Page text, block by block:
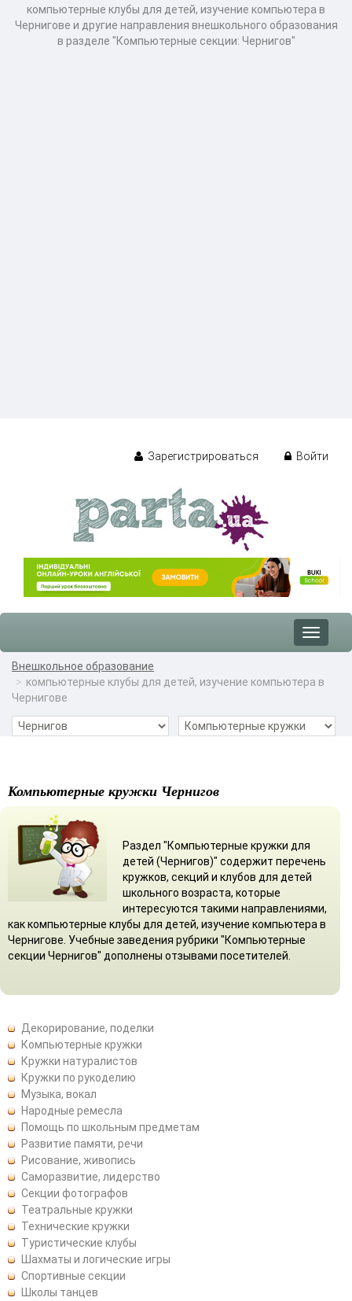
компьютерные клубы для детей, изучение компьютера в
Чернигове и другие направления внешкольного образования
в разделе "Компьютерные секции: Чернигов"
Зарегистрироваться Войти
Toggle
Внешкольное образование
компьютерные клубы для детей, изучение компьютера в
Чернигове
Компьютерные кружки Чернигов
Раздел "Компьютерные кружки для
детей (Чернигов)" содержит перечень
кружков, секций и клубов для детей
школьного возраста, которые
интересуются такими направлениями,
как компьютерные клубы для детей, изучение компьютера в
Чернигове. Учебные заведения рубрики "Компьютерные
секции Чернигов" дополнены отзывами посетителей.
Декорирование, поделки
Компьютерные кружки
Кружки натуралистов
Кружки по рукоделию
Музыка, вокал
Народные ремесла
Помощь по школьным предметам
Развитие памяти, речи
Рисование, живопись
Саморазвитие, лидерство
Секции фотографов
Театральные кружки
Технические кружки
Туристические клубы
Шахматы и логические игры
Спортивные секции
Школы танцев